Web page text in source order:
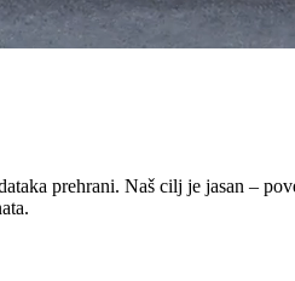
prehrani. Naš cilj je jasan –